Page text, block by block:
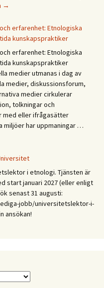
Forskningsprogrammet
i
dialog
→
erfarenhet: Etnologiska
kunskapspraktiker
erfarenhet: Etnologiska
kunskapspraktiker
medier utmanas i dag av
medier, diskussionsforum,
medier cirkulerar
tolkningar och
med eller ifrågasätter
miljöer har uppmaningar …
i etnologi. Tjänsten är
start januari 2027 (eller enligt
senast 31 augusti:
jobb/universitetslektor-i-
ansökan!